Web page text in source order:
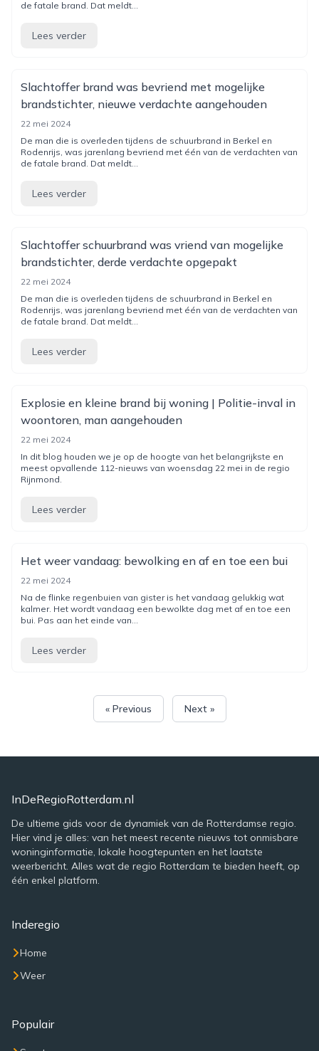
de fatale brand. Dat meldt...
Lees verder
Slachtoffer brand was bevriend met mogelijke
brandstichter, nieuwe verdachte aangehouden
22 mei 2024
De man die is overleden tijdens de schuurbrand in Berkel en
Rodenrijs, was jarenlang bevriend met één van de verdachten van
de fatale brand. Dat meldt...
Lees verder
Slachtoffer schuurbrand was vriend van mogelijke
brandstichter, derde verdachte opgepakt
22 mei 2024
De man die is overleden tijdens de schuurbrand in Berkel en
Rodenrijs, was jarenlang bevriend met één van de verdachten van
de fatale brand. Dat meldt...
Lees verder
Explosie en kleine brand bij woning | Politie-inval in
woontoren, man aangehouden
22 mei 2024
In dit blog houden we je op de hoogte van het belangrijkste en
meest opvallende 112-nieuws van woensdag 22 mei in de regio
Rijnmond.
Lees verder
Het weer vandaag: bewolking en af en toe een bui
22 mei 2024
Na de flinke regenbuien van gister is het vandaag gelukkig wat
kalmer. Het wordt vandaag een bewolkte dag met af en toe een
bui. Pas aan het einde van...
Lees verder
« Previous Next »
InDeRegioRotterdam.nl
De ultieme gids voor de dynamiek van de Rotterdamse regio.
Hier vind je alles: van het meest recente nieuws tot onmisbare
woninginformatie, lokale hoogtepunten en het laatste
weerbericht. Alles wat de regio Rotterdam te bieden heeft, op
één enkel platform.
Inderegio
Home
Weer
Populair